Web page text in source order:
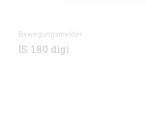
Bewegungsmelder
IS 180 digi